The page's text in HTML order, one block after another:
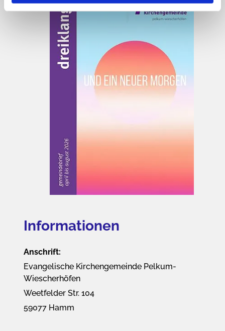
Informationen
Anschrift:
Evangelische Kirchengemeinde Pelkum-
Wiescherhöfen
Weetfelder Str. 104
59077 Hamm